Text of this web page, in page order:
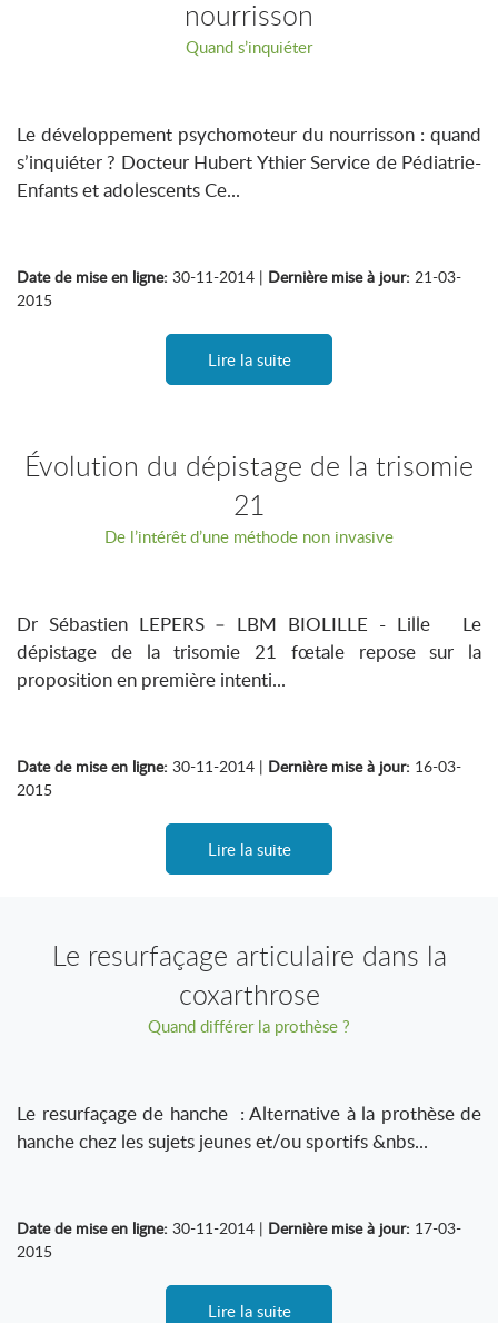
nourrisson
Quand s’inquiéter
Le développement psychomoteur du nourrisson : quand
s’inquiéter ? Docteur Hubert Ythier Service de Pédiatrie-
Enfants et adolescents Ce...
Date de mise en ligne: 30-11-2014 | Dernière mise à jour: 21-03-
2015
Lire la suite
Évolution du dépistage de la trisomie
21
De l’intérêt d’une méthode non invasive
Dr Sébastien LEPERS – LBM BIOLILLE - Lille Le
dépistage de la trisomie 21 fœtale repose sur la
proposition en première intenti...
Date de mise en ligne: 30-11-2014 | Dernière mise à jour: 16-03-
2015
Lire la suite
Le resurfaçage articulaire dans la
coxarthrose
Quand différer la prothèse ?
Le resurfaçage de hanche : Alternative à la prothèse de
hanche chez les sujets jeunes et/ou sportifs &nbs...
Date de mise en ligne: 30-11-2014 | Dernière mise à jour: 17-03-
2015
Lire la suite